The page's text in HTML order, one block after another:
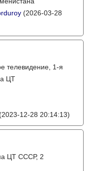
(2026-03-28
телевидение, 1-я
ЦТ
(2023-12-28 20:14:13)
ЦТ СССР, 2